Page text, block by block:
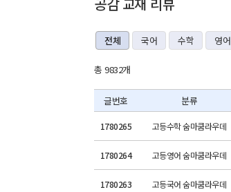
전체 국어 수학 영어
총 9832개
글번호 분류
1780265 고등수학 숨마쿰라우데
1780264 고등영어 숨마쿰라우데
1780263 고등국어 숨마쿰라우데